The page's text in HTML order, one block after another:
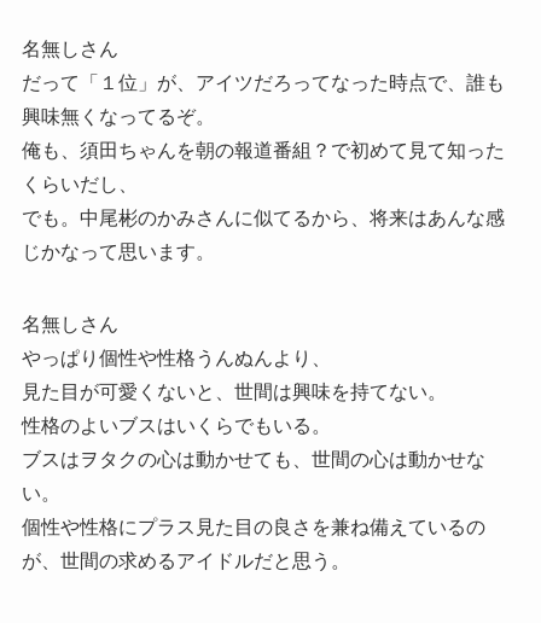
名無しさん
だって「１位」が、アイツだろってなった時点で、誰も
興味無くなってるぞ。
俺も、須田ちゃんを朝の報道番組？で初めて見て知った
くらいだし、
でも。中尾彬のかみさんに似てるから、将来はあんな感
じかなって思います。
名無しさん
やっぱり個性や性格うんぬんより、
見た目が可愛くないと、世間は興味を持てない。
性格のよいブスはいくらでもいる。
ブスはヲタクの心は動かせても、世間の心は動かせな
い。
個性や性格にプラス見た目の良さを兼ね備えているの
が、世間の求めるアイドルだと思う。